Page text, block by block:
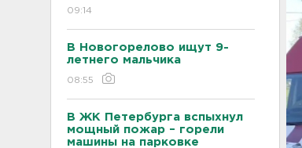
09:14
В Новогорелово ищут 9-
летнего мальчика
08:55
В ЖК Петербурга вспыхнул
мощный пожар – горели
машины на парковке